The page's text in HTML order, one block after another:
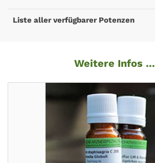
Liste aller verfügbarer Potenzen
Weitere Infos ...